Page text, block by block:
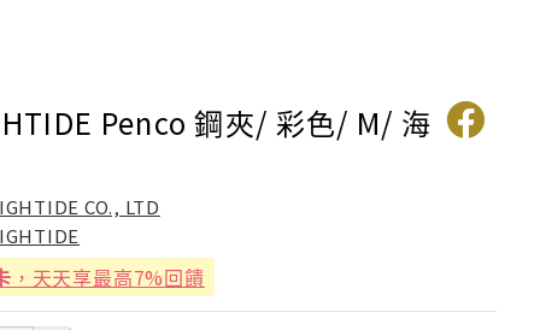
Penco 鋼夾/ 彩色/ M/ 海
CO., LTD
，天天享最高7%回饋